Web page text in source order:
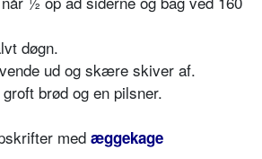
døgn.
ud og skære skiver af.
brød og en pilsner.
med æggekage